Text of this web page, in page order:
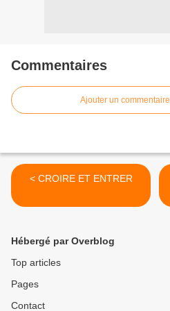
Commentaires
Ajouter un commentaire
< CROIRE ET ENTRER
Hébergé par Overblog
Top articles
Pages
Contact